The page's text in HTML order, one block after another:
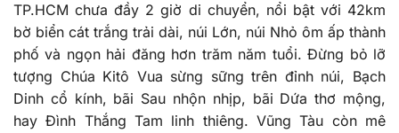
TP.HCM chưa đầy 2 giờ di chuyển, nổi bật với 42km
bờ biển cát trắng trải dài, núi Lớn, núi Nhỏ ôm ấp thành
phố và ngọn hải đăng hơn trăm năm tuổi. Đừng bỏ lỡ
tượng Chúa Kitô Vua sừng sững trên đỉnh núi, Bạch
Dinh cổ kính, bãi Sau nhộn nhịp, bãi Dứa thơ mộng,
hay Đình Thắng Tam linh thiêng. Vũng Tàu còn mê